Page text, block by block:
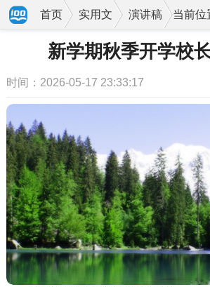
当前位
首页 实用文 演讲稿
新学期秋季开学校
时间：2026-05-17 23:33:17